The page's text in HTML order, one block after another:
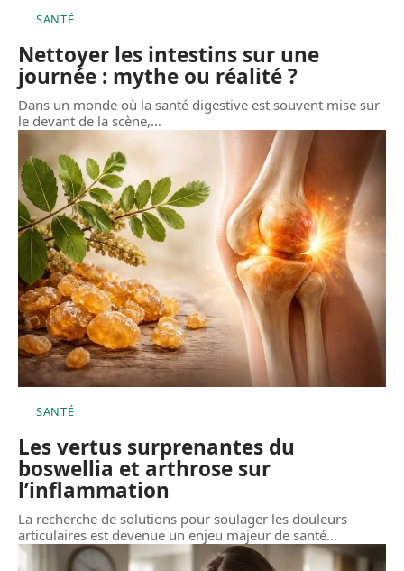
SANTÉ
Nettoyer les intestins sur une
journée : mythe ou réalité ?
Dans un monde où la santé digestive est souvent mise sur
le devant de la scène,…
SANTÉ
Les vertus surprenantes du
boswellia et arthrose sur
l’inflammation
La recherche de solutions pour soulager les douleurs
articulaires est devenue un enjeu majeur de santé…